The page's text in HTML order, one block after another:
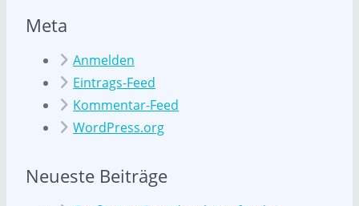
Meta
Anmelden
Eintrags-Feed
Kommentar-Feed
WordPress.org
Neueste Beiträge